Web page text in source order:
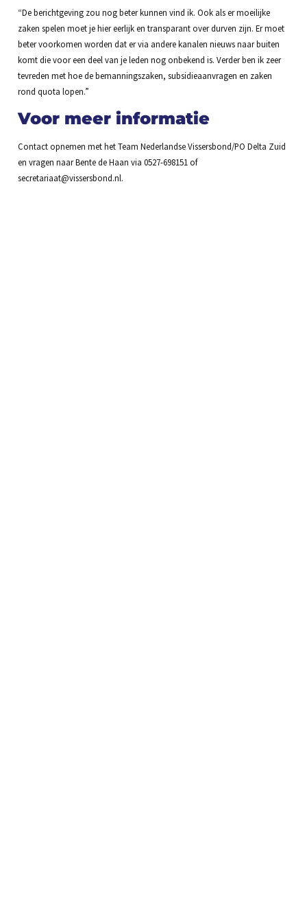
“De berichtgeving zou nog beter kunnen vind ik. Ook als er moeilijke
zaken spelen moet je hier eerlijk en transparant over durven zijn. Er moet
beter voorkomen worden dat er via andere kanalen nieuws naar buiten
komt die voor een deel van je leden nog onbekend is. Verder ben ik zeer
tevreden met hoe de bemanningszaken, subsidieaanvragen en zaken
rond quota lopen.”
Voor meer informatie
Contact opnemen met het Team Nederlandse Vissersbond/PO Delta Zuid
en vragen naar Bente de Haan via 0527-698151 of
secretariaat@vissersbond.nl.